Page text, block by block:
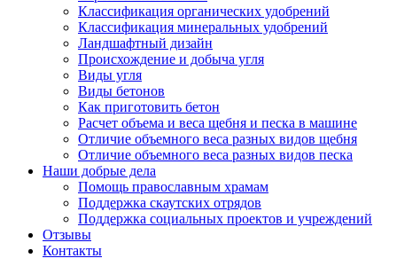
Классификация органических удобрений
Классификация минеральных удобрений
Ландшафтный дизайн
Происхождение и добыча угля
Виды угля
Виды бетонов
Как приготовить бетон
Расчет объема и веса щебня и песка в машине
Отличие объемного веса разных видов щебня
Отличие объемного веса разных видов песка
Наши добрые дела
Помощь православным храмам
Поддержка скаутских отрядов
Поддержка социальных проектов и учреждений
Отзывы
Контакты